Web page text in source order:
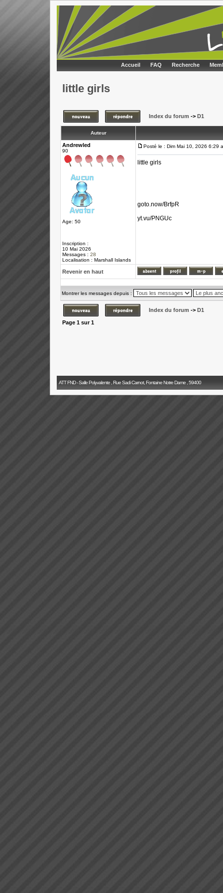
Accueil FAQ Recherche
little girls
Index du forum -> D1
Auteur
Andrewled
90
Age: 50
Inscription :
10 Mai 2026
Messages : 28
Localisation : Marshall Islands
Posté le : Dim Mai 10, 2026 6:29
little girls
goto.now/BrfpR
yt.vu/PNGUc
Revenir en haut
Montrer les messages depuis :
Index du forum -> D1
Page 1 sur1
ATT FND - Salle Polyvalente , Rue Sadi Carnot, Fontaine Notre Dame , 59400